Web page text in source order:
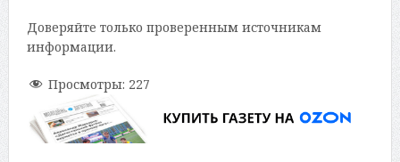
Доверяйте только проверенным источникам
информации.
Просмотры: 227